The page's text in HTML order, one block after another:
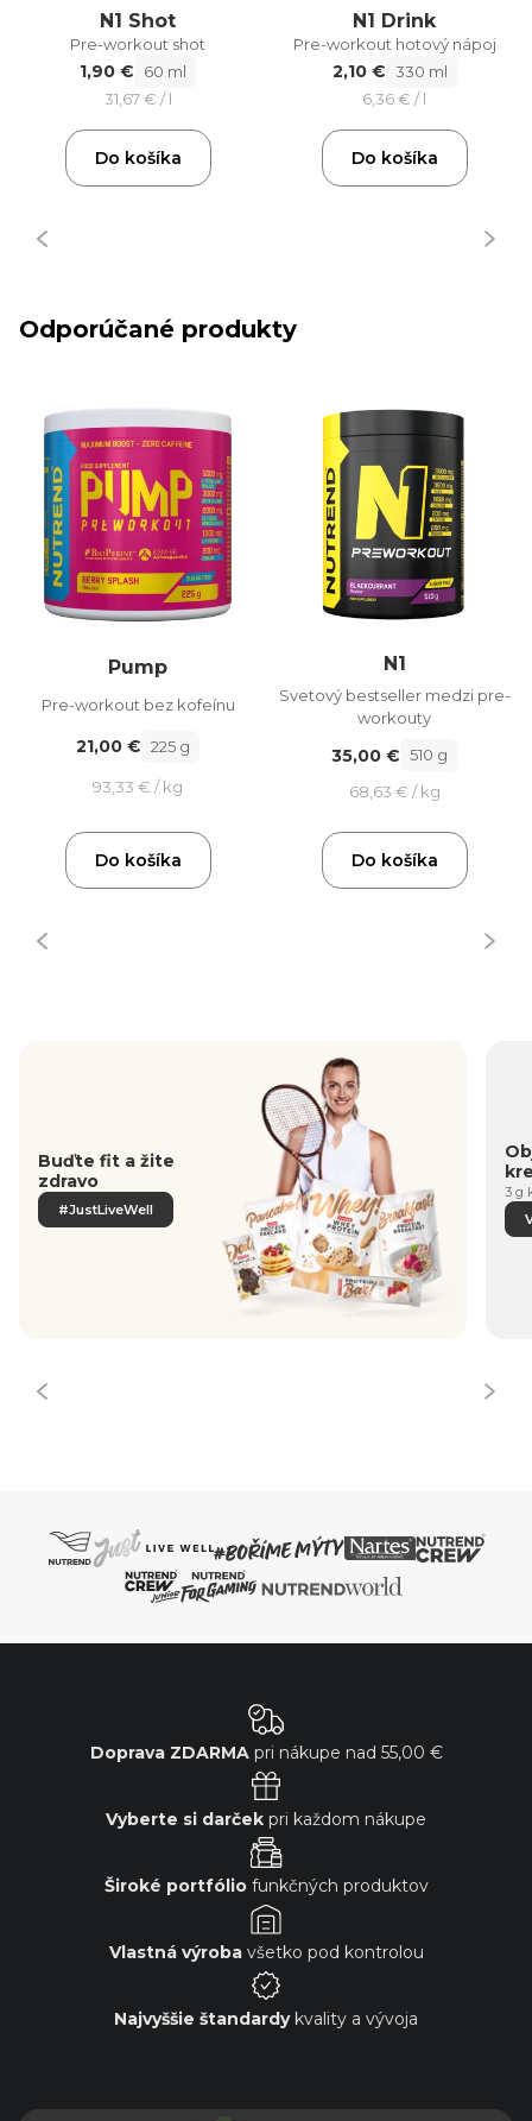
N1 Shot
Pre-workout shot
1,90 €
60 ml
31,67 € / l
Do košíka
N1 Drink
Pre-workout hotový nápoj
2,10 € 330 ml
6,36 € / l
Do košíka
Odporúčané produkty
Pump
Pre-workout bez kofeínu
21,00 € 225 g
93,33 € / kg
Do košíka
N1
Svetový bestseller medzi pre-
workouty
35,00 € 510 g
68,63 € / kg
Do košíka
Buďte fit a žite
zdravo
#JustLiveWell
3 g
Doprava ZDARMApri nákupe nad 55,00 €
Vyberte si darček pri každom nákupe
Široké portfóliofunkčných produktov
Vlastná výrobavšetko pod kontrolou
Najvyššie štandardykvality a vývoja